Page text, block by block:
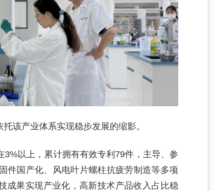
该产业体系实现稳步发展的缩影。
以上，累计拥有有效专利79件，主导、参
件国产化、风电叶片螺柱抗疲劳制造等多项
成果实现产业化，高新技术产品收入占比稳